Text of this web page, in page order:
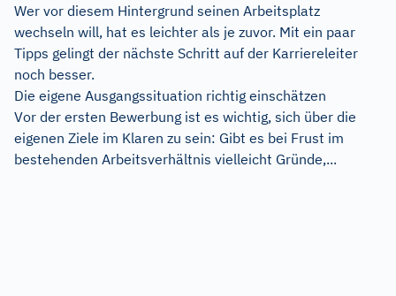
Wer vor diesem Hintergrund seinen Arbeitsplatz
wechseln will, hat es leichter als je zuvor. Mit ein paar
Tipps gelingt der nächste Schritt auf der Karriereleiter
noch besser.
Die eigene Ausgangssituation richtig einschätzen
Vor der ersten Bewerbung ist es wichtig, sich über die
eigenen Ziele im Klaren zu sein: Gibt es bei Frust im
bestehenden Arbeitsverhältnis vielleicht Gründe,...